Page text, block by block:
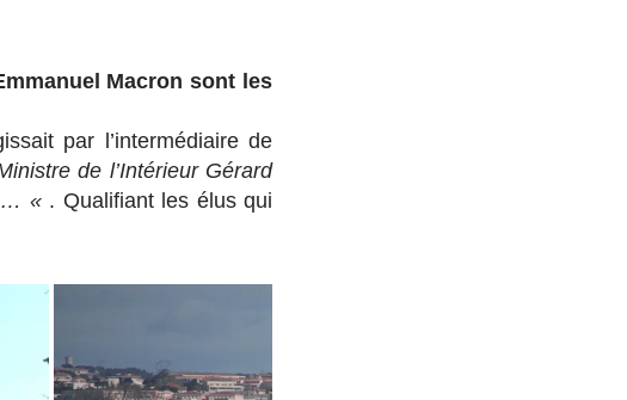
Macron sont les
par l’intermédiaire de
de l’Intérieur Gérard
« . Qualifiant les élus qui